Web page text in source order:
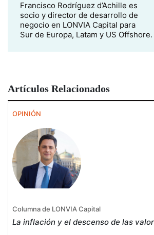
Francisco Rodríguez d’Achille es
socio y director de desarrollo de
negocio en LONVIA Capital para
Sur de Europa, Latam y US Offshore.
Artículos Relacionados
OPINIÓN
Columna de LONVIA Capital
La inflación y el descenso de las